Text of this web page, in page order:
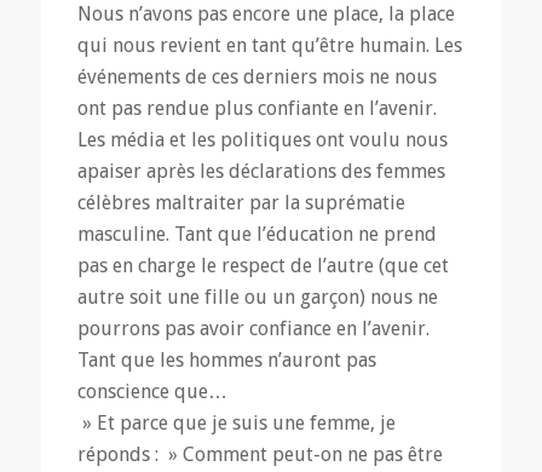
Nous n’avons pas encore une place, la place
qui nous revient en tant qu’être humain. Les
événements de ces derniers mois ne nous
ont pas rendue plus confiante en l’avenir.
Les média et les politiques ont voulu nous
apaiser après les déclarations des femmes
célèbres maltraiter par la suprématie
masculine. Tant que l’éducation ne prend
pas en charge le respect de l’autre (que cet
autre soit une fille ou un garçon) nous ne
pourrons pas avoir confiance en l’avenir.
Tant que les hommes n’auront pas
conscience que…
» Et parce que je suis une femme, je
réponds : » Comment peut-on ne pas être